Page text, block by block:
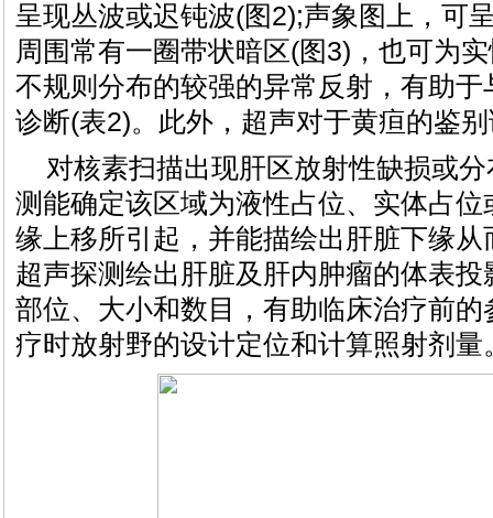
呈现丛波或迟钝波(图2);声象图上，可
周围常有一圈带状暗区(图3)，也可为
不规则分布的较强的异常反射，有助
诊断(表2)。此外，超声对于黄疸的鉴
对核素扫描出现肝区放射性缺损或
测能确定该区域为液性占位、实体占
缘上移所引起，并能描绘出肝脏下缘
超声探测绘出肝脏及肝内肿瘤的体表
部位、大小和数目，有助临床治疗前
疗时放射野的设计定位和计算照射剂量